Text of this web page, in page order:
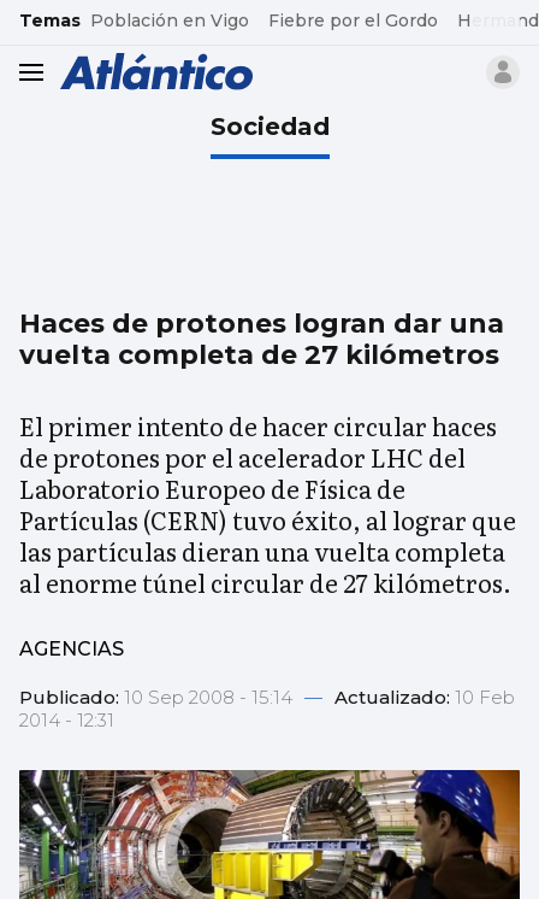
common.go-to-content
Temas Población en Vigo Fiebre por el Gordo
header.menu.open
Sociedad
Haces de protones logran dar una
vuelta completa de 27 kilómetros
El primer intento de hacer circular haces
de protones por el acelerador LHC del
Laboratorio Europeo de Física de
Partículas (CERN) tuvo éxito, al lograr que
las partículas dieran una vuelta completa
al enorme túnel circular de 27 kilómetros.
AGENCIAS
Publicado: 10 Sep 2008 - 15:14 — Actualizado: 10 Feb
2014 - 12:31